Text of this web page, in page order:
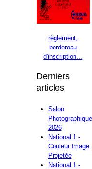
règlement,
bordereau
d'inscription...
Derniers
articles
Salon
Photographique
2026
National 1 -
Couleur Image
Projetée
National 1 -